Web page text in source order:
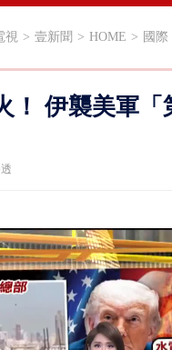
漢
大
視 > 壹新聞 > HOME > 國際
！ 伊襲美軍「